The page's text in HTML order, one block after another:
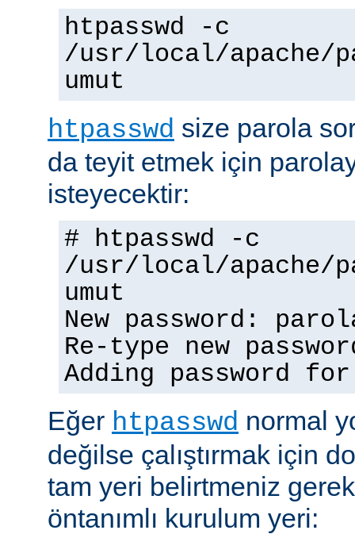
htpasswd -c
/usr/local/apache/
umut
htpasswd size parola
da teyit etmek için
isteyecektir:
# htpasswd -c
/usr/local/apache/
umut
New password:
Re-type new
Adding password
Eğer htpasswd normal
değilse çalıştırmak için
tam yeri belirtmeniz
öntanımlı kurulum yeri: